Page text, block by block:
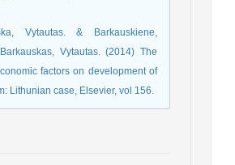
Vytautas. & Barkauskiene,
Vytautas. (2014) The
factors on development of
Lithunian case, Elsevier, vol 156.